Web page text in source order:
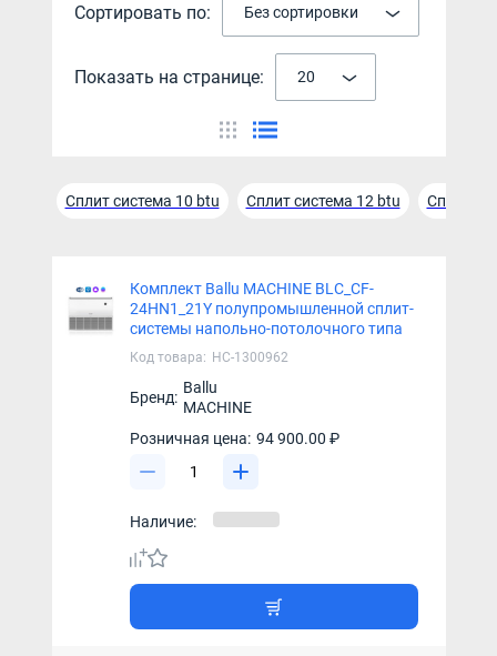
Сортировать по: Без сортировки
Показать на странице: 20
Сплит система 10 btu Сплит система 12 btu Cплит
Комплект Ballu MACHINE BLC_CF-
24HN1_21Y полупромышленной сплит-
системы напольно-потолочного типа
Код товара: НС-1300962
Бренд:
Ballu
MACHINE
Розничная цена: 94 900.00 ₽
Наличие: